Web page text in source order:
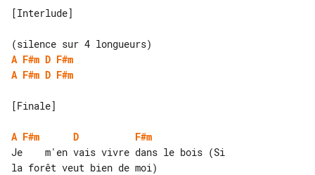
[Interlude]
A F#m D F#m
A F#m D F#m
[Finale]
A F#m D
F#m
Je    m'en vais vivre dans le bois (Si